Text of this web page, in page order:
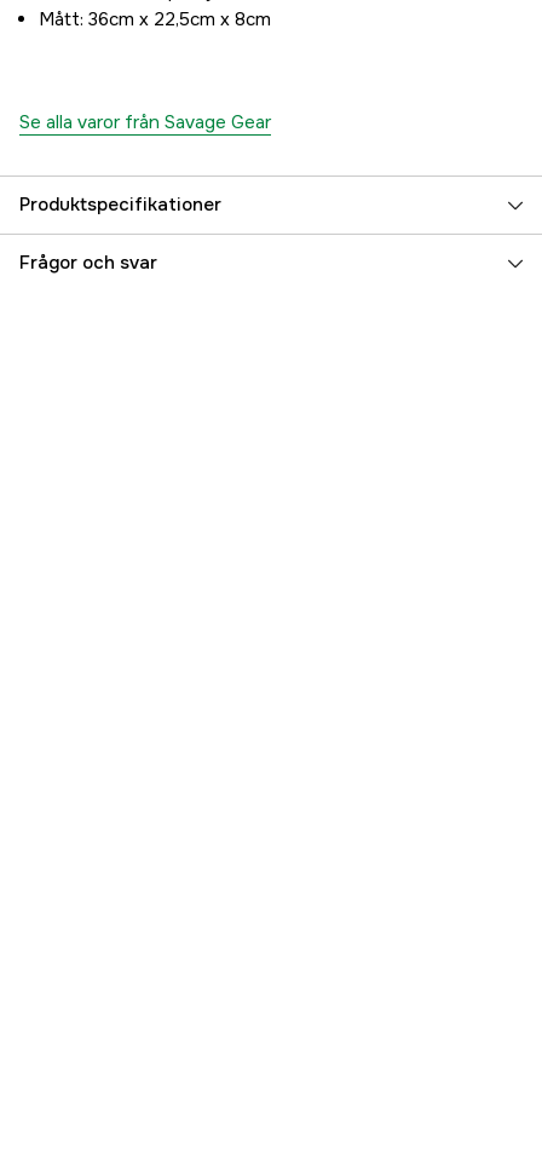
Mått: 36cm x 22,5cm x 8cm
Se alla varor från Savage Gear
Produktspecifikationer
Referensnummer 5000033678
Frågor och svar